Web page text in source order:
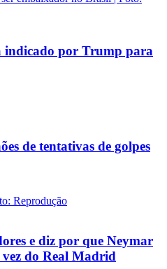
indicado por Trump para
de tentativas de golpes
e diz por que Neymar
vez do Real Madrid